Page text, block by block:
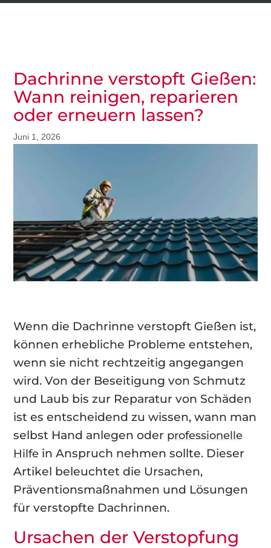
Dachrinne verstopft Gießen:
Wann reinigen, reparieren
oder erneuern lassen?
Juni 1, 2026
Wenn die Dachrinne verstopft Gießen ist,
können erhebliche Probleme entstehen,
wenn sie nicht rechtzeitig angegangen
wird. Von der Beseitigung von Schmutz
und Laub bis zur Reparatur von Schäden
ist es entscheidend zu wissen, wann man
selbst Hand anlegen oder professionelle
Hilfe in Anspruch nehmen sollte. Dieser
Artikel beleuchtet die Ursachen,
Präventionsmaßnahmen und Lösungen
für verstopfte Dachrinnen.
Ursachen der Verstopfung